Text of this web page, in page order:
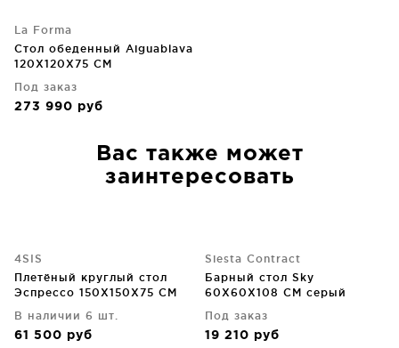
La Forma
Стол обеденный Aiguablava
120X120X75 CM
Под заказ
273 990 руб
Вас также может
заинтересовать
4SIS
Плетёный круглый стол
Эспрессо 150X150X75 CM
В наличии 6 шт.
61 500 руб
Siesta Contract
Барный стол Sky
60X60X108 CM серый
Под заказ
19 210 руб